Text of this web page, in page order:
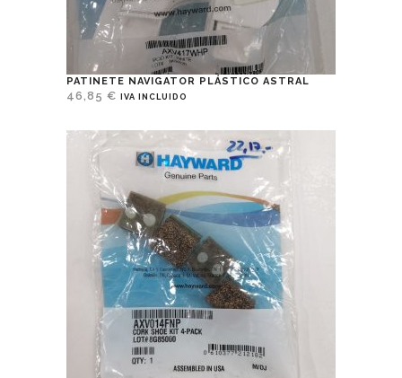
PATINETE NAVIGATOR PLÁSTICO ASTRAL
46,85 € IVA INCLUIDO